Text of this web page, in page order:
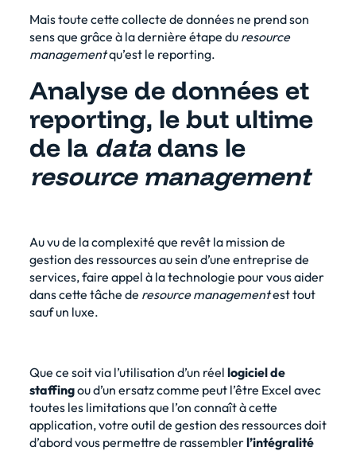
Mais toute cette collecte de données ne prend son
sens que grâce à la dernière étape du resource
managementqu’est le reporting.
Analyse de données et
reporting, le but ultime
de la datadans le
resource management
Au vu de la complexité que revêt la mission de
gestion des ressources au sein d’une entreprise de
services, faire appel à la technologie pour vous aider
dans cette tâche de resource managementest tout
sauf un luxe.
Que ce soit via l’utilisation d’un réel logiciel de
staffingou d’un ersatz comme peut l’être Excel avec
toutes les limitationsque l’on connaît à cette
application,votre outil de gestion des ressources doit
d’abord vous permettre de rassemblerl’intégralité